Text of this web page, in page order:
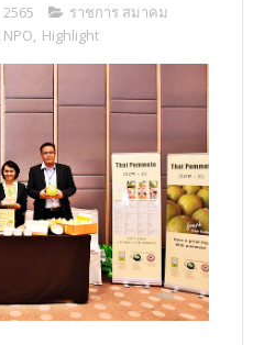
ราชการ สมาคม
, Highlight